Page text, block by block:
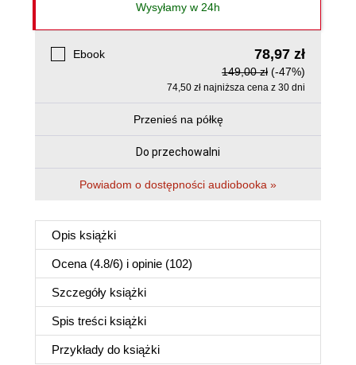
Wysyłamy w 24h
Ebook 78,97 zł
149,00 zł (-47%)
74,50 zł najniższa cena z 30 dni
Przenieś na półkę
Do przechowalni
Powiadom o dostępności audiobooka »
Opis książki
Ocena (4.8/6) i opinie (102)
Szczegóły książki
Spis treści książki
Przykłady do książki